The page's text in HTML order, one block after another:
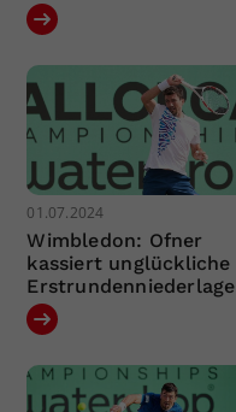
01.07.2024
Wimbledon: Ofner
kassiert unglückliche
Erstrundenniederlage